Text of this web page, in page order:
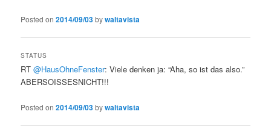
Posted on2014/09/03bywaltavista
STATUS
RT@HausOhneFenster: Viele denken ja: “Aha, so ist das also.”
ABERSOISSESNICHT!!!
Posted on2014/09/03bywaltavista